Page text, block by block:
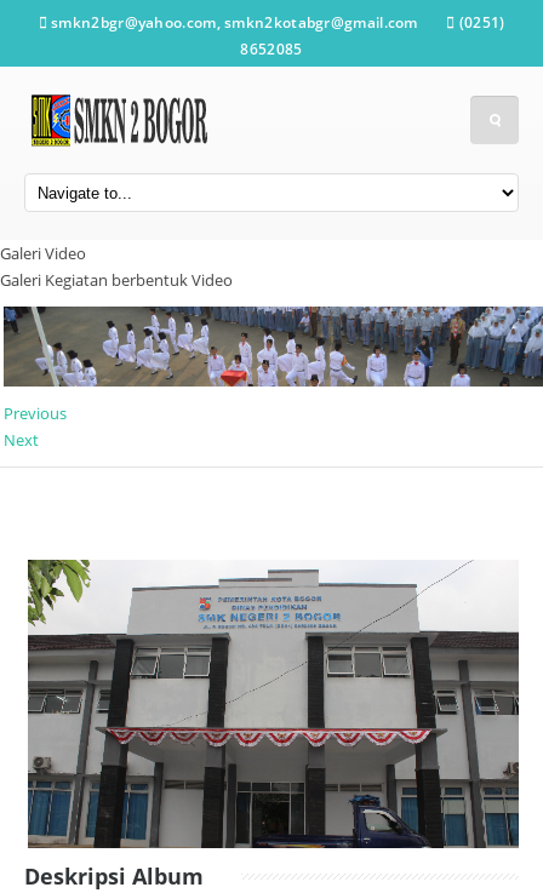
smkn2bgr@yahoo.com, smkn2kotabgr@gmail.com
(0251)
8652085
Galeri Video
Galeri Kegiatan berbentuk Video
1
2
3
Previous
Next
Deskripsi Album